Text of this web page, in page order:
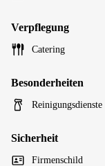
Verpflegung
Catering
Besonderheiten
Reinigungsdienste
Sicherheit
Firmenschild